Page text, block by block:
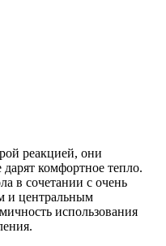
реакцией, они
комфортное тепло.
в сочетании с очень
и центральным
использования